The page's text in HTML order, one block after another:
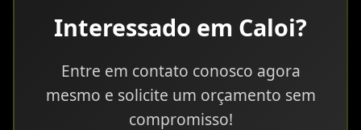
Interessado em Caloi?
Entre em contato conosco agora
mesmo e solicite um orçamento sem
compromisso!